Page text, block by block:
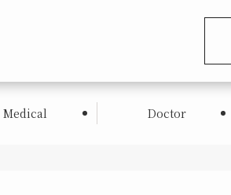
Medical Doctor